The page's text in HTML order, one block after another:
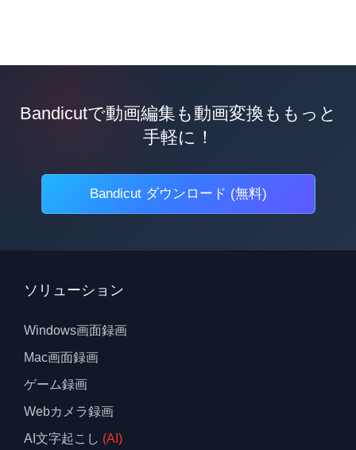
Bandicutで動画編集も動画変換ももっと
手軽に！
Bandicut ダウンロード (無料)
ソリューション
Windows画面録画
Mac画面録画
ゲーム録画
Webカメラ録画
AI文字起こし (AI)